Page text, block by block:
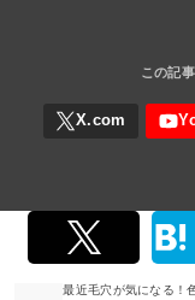
最近毛穴が気になる！